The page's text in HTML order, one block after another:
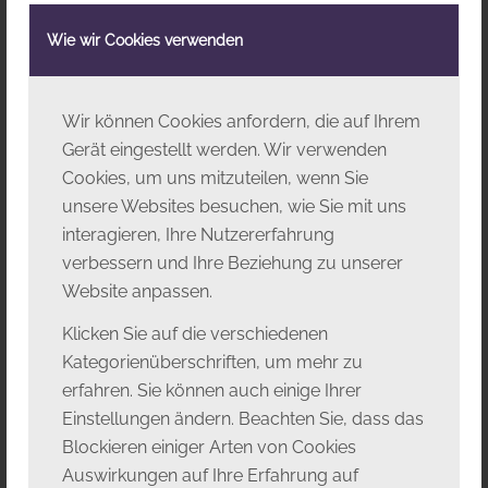
Wie wir Cookies verwenden
Wir können Cookies anfordern, die auf Ihrem
Gerät eingestellt werden. Wir verwenden
Cookies, um uns mitzuteilen, wenn Sie
unsere Websites besuchen, wie Sie mit uns
interagieren, Ihre Nutzererfahrung
verbessern und Ihre Beziehung zu unserer
Website anpassen.
Klicken Sie auf die verschiedenen
Kategorienüberschriften, um mehr zu
erfahren. Sie können auch einige Ihrer
Einstellungen ändern. Beachten Sie, dass das
Blockieren einiger Arten von Cookies
Auswirkungen auf Ihre Erfahrung auf
12. Juni
Zeit:
19:30 - 22:00
Veranstaltungskategorie:
EventBURG
VERANSTALTUNGSORT
Burg Gars
Am Schlossberg 25
3571 Gars am Kamp, Österreich Google Karte
anzeigen